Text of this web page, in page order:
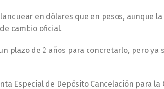
en dólares que en pesos, aunque la
cambio oficial.
plazo de 2 años para concretarlo, pero ya
Especial de Depósito Cancelación para la